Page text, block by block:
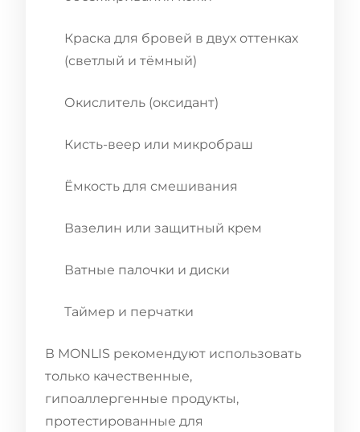
Краска для бровей в двух оттенках
(светлый и тёмный)
Окислитель (оксидант)
Кисть-веер или микробраш
Ёмкость для смешивания
Вазелин или защитный крем
Ватные палочки и диски
Таймер и перчатки
В MONLIS рекомендуют использовать
только качественные,
гипоаллергенные продукты,
протестированные для